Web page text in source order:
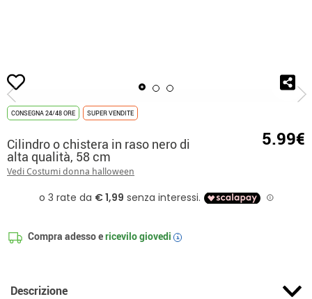
Inizio Cilindro o chistera in
CONSEGNA 24/48 ORE SUPER VENDITE
Cilindro o chistera in raso nero di
alta qualità, 58 cm
Vedi Costumi donna halloween
5.99€
Compra adesso ericevilogiovedi i
Descrizione